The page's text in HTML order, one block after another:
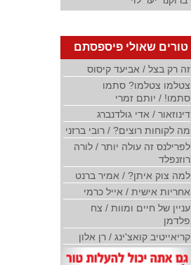
טורים שאולי פיספסתם
זה רק בצל / אביעד קיסוס
צטלמו צטלמו? סתמו
סתמו! / יותם זמרי
דינוזאור / אדי גולדנברג
מה לקוחות רוצים? / רובי ברזני
לפרילנס זה עולה יותר / לורה
רוזנפלד
למה צוק איתן? / אמיר ברנט
אחריות אישית / אייל כרמי
עניין של חיים ומוות / צח
פלדמן
קריאייטיב קואצ'ינג / רן אלון